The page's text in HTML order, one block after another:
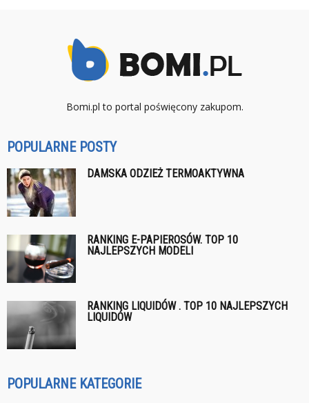
Bomi.pl to portal poświęcony zakupom.
POPULARNE POSTY
DAMSKA ODZIEŻ TERMOAKTYWNA
RANKING E-PAPIEROSÓW. TOP 10
NAJLEPSZYCH MODELI
RANKING LIQUIDÓW . TOP 10 NAJLEPSZYCH
LIQUIDÓW
POPULARNE KATEGORIE